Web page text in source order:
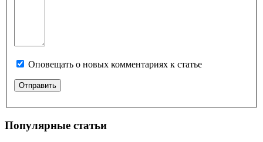
Оповещать о новых комментариях к статье
Популярные статьи